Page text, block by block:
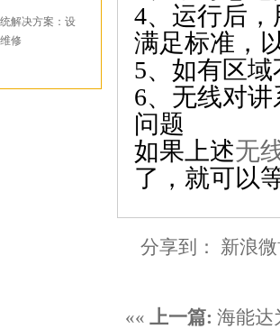
解决方案：设
修
4、运行后
满足标准，
5、如有区
6、 无线对
问题
如果上述无
了，就可以
分享到： 新浪
«« 上一篇: 海能达